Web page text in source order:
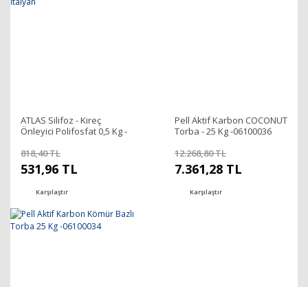
ATLAS Silifoz - Kireç
Önleyici Polifosfat 0,5 Kg -
818,40 TL
531,96 TL
Karşılaştır
Pell Aktif Karbon COCONUT
Torba - 25 Kg -06100036
12.268,80 TL
7.361,28 TL
Karşılaştır